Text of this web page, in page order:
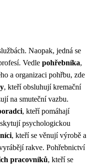
Naopak, jedná se
Vedle pohřebníka,
a organizaci pohřbu, zde
, kteří obsluhují kremační
na smuteční vazbu.
, kteří pomáhají
psychologickou
, kteří se věnují výrobě a
rakve. Pohřebnictví
pracovníků, kteří se